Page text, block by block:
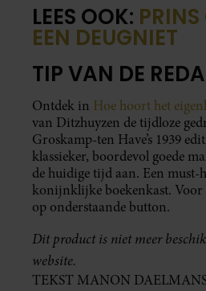
LEES OOK: PRINS
EEN DEUGNIET
TIP VAN DE
Ontdek in Hoe hoort het
van Ditzhuyzen de tijdloze
Groskamp-ten Have’s 1939
klassieker, boordevol goede
de huidige tijd aan. Een must-
konijnklijke boekenkast.
op onderstaande button.
Dit product is niet meer
website.
TEKST MANON